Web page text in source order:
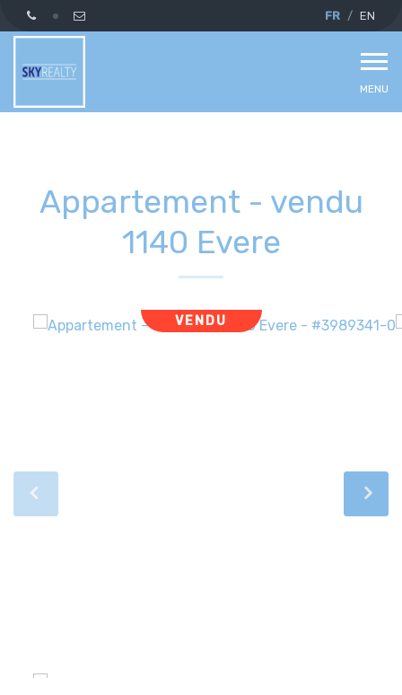
FR EN
MENU
Appartement - vendu
1140 Evere
VENDU